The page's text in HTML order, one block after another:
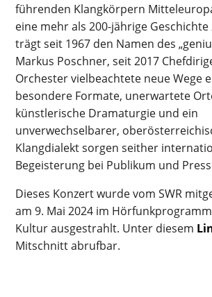
führenden Klangkörpern
eine mehr als 200-jährige
trägt seit 1967 den Namen des
Markus Poschner, seit 2017
Orchester vielbeachtete neue Wege
besondere Formate, unerwartete
künstlerische Dramaturgie und ein
unverwechselbarer,
Klangdialekt sorgen seither
Begeisterung bei Publikum und
Dieses Konzert wurde vom SWR
am 9. Mai 2024 im Hörfunkprogramm
Kultur ausgestrahlt. Unter diesem
Mitschnitt abrufbar.